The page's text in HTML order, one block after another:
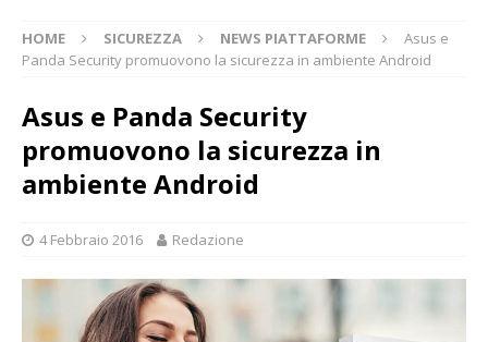
HOME SICUREZZA NEWS PIATTAFORME
Asus e
Panda Security promuovono la sicurezza in ambiente Android
Asus e Panda Security
promuovono la sicurezza in
ambiente Android
4 Febbraio 2016 Redazione